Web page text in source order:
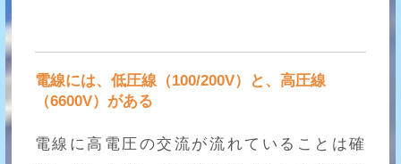
電線には、低圧線（100/200V）と、高圧線
（6600V）がある
電線に高電圧の交流が流れていることは確